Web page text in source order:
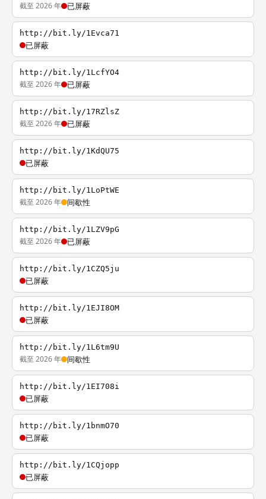
截至 2026 年 已屏蔽
http://bit.ly/1Evca71
已屏蔽
http://bit.ly/1LcfYO4
截至 2026 年 已屏蔽
http://bit.ly/17RZlsZ
截至 2026 年 已屏蔽
http://bit.ly/1KdQU75
已屏蔽
http://bit.ly/1LoPtWE
截至 2026 年 间歇性
http://bit.ly/1LZV9pG
截至 2026 年 已屏蔽
http://bit.ly/1CZQ5ju
已屏蔽
http://bit.ly/1EJI8OM
已屏蔽
http://bit.ly/1L6tm9U
截至 2026 年 间歇性
http://bit.ly/1EI708i
已屏蔽
http://bit.ly/1bnmO70
已屏蔽
http://bit.ly/1CQjopp
已屏蔽